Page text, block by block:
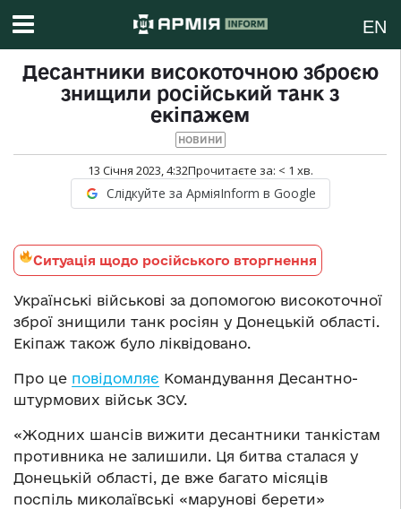
EN
Десантники високоточною зброєю
знищили російський танк з
екіпажем
НОВИНИ
13 Січня 2023, 4:32Прочитаєте за: < 1 хв.
Слідкуйте за АрміяInform в Google
Ситуація щодо російського вторгнення
Українські військові за допомогою високоточної
зброї знищили танк росіян у Донецькій області.
Екіпаж також було ліквідовано.
Про це повідомляє Командування Десантно-
штурмових військ ЗСУ.
«Жодних шансів вижити десантники танкістам
противника не залишили. Ця битва сталася у
Донецькій області, де вже багато місяців
поспіль миколаївські «марунові берети»